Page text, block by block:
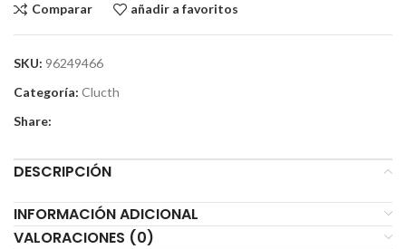
Comparar añadir a favoritos
SKU: 96249466
Categoría: Clucth
Share:
DESCRIPCIÓN
INFORMACIÓN ADICIONAL
VALORACIONES (0)